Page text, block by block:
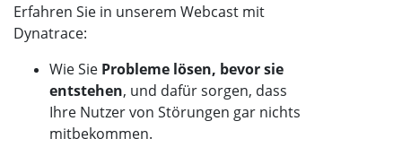
Erfahren Sie in unserem Webcast mit
Dynatrace:
Wie Sie Probleme lösen, bevor sie
entstehen, und dafür sorgen, dass
Ihre Nutzer von Störungen gar nichts
mitbekommen.